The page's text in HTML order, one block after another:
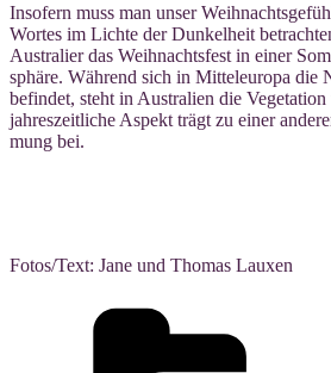
Inso­fern muss man unser
Wor­tes im Lich­te der Dun­kel­heit
Aus­tra­li­er das Weih­nachts­fest in einer
sphä­re. Wäh­rend sich in Mit­tel­eu­ro­pa die
befin­det, steht in Aus­tra­li­en die
jah­res­zeit­li­che Aspekt trägt zu einer
mung bei.
Fotos/Text: Jane und Tho­mas Lauxen